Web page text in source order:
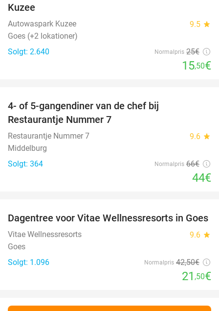
Kuzee
Autowaspark Kuzee 9.5 star
Goes (+2 lokationer)
Solgt: 2.640
Normalpris 25€
15,50€
4- of 5-gangendiner van de chef bij
Restaurantje Nummer 7
Restaurantje Nummer 7 9.6 star
Middelburg
Solgt: 364
Normalpris 66€
44€
49%
Dagentree voor Vitae Wellnessresorts in Goes
Vitae Wellnessresorts 9.6 star
Goes
Solgt: 1.096
Normalpris 42,50€
21 ,50€